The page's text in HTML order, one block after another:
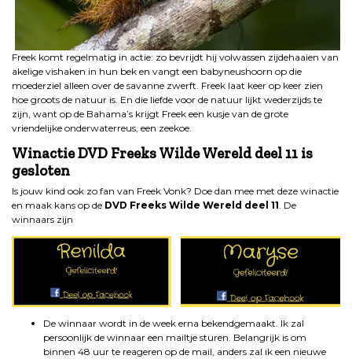
Freek komt regelmatig in actie: zo bevrijdt hij volwassen zijdehaaien van
akelige vishaken in hun bek en vangt een babyneushoorn op die
moederziel alleen over de savanne zwerft. Freek laat keer op keer zien
hoe groots de natuur is. En die liefde voor de natuur lijkt wederzijds te
zijn, want op de Bahama’s krijgt Freek een kusje van de grote
vriendelijke onderwaterreus, een zeekoe.
Winactie DVD Freeks Wilde Wereld deel 11 is
gesloten
Is jouw kind ook zo fan van Freek Vonk? Doe dan mee met deze winactie
en maak kans op de DVD Freeks Wilde Wereld deel 11 . De
winnaars zijn
De winnaar wordt in de week erna bekendgemaakt. Ik zal
persoonlijk de winnaar een mailtje sturen. Belangrijk is om
binnen 48 uur te reageren op de mail, anders zal ik een nieuwe